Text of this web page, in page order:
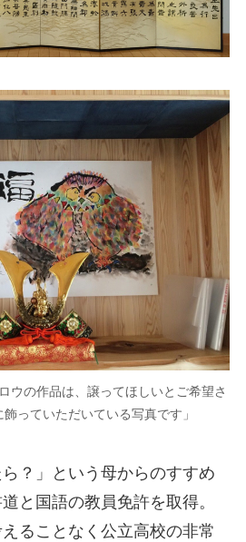
ウの作品は、譲ってほしいとご希望さ
っていただいている写真です」
ら？」という母からのすすめ
と国語の教員免許を取得。
ることなく公立高校の非常